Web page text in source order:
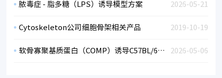
2026-05-21
脓毒症 - 脂多糖（LPS）诱导模型方案
2019-10-19
Cytoskeleton公司细胞骨架相关产品
2026-05-06
软骨寡聚基质蛋白（COMP）诱导C57BL/6的小鼠关节炎